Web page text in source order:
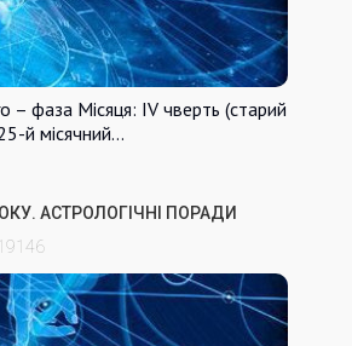
– фаза Місяця: IV чверть (старий
й місячний…
АСТРОЛОГІЧНІ ПОРАДИ
19146